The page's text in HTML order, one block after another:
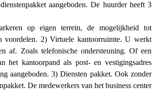
aangeboden. De huurder heeft 3
op eigen terrein, de mogelijkheid tot
voordelen. 2) Virtuele kantoorruimte. U werkt
af. Zoals telefonische ondersteuning. Of een
het kantoorpand als post- en vestigingsadres
aangeboden. 3) Diensten pakket. Ook zonder
De medewerkers van het business center